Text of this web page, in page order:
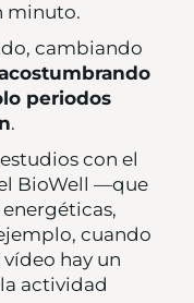
minuto.
cambiando
periodos
.
con el
BioWell —que
cuando
hay un
actividad